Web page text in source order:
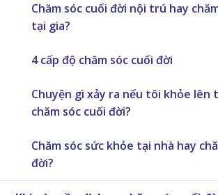
Chăm sóc cuối đời nội trú hay
tại gia?
4 cấp độ chăm sóc cuối đời
Chuyện gì xảy ra nếu tôi khỏe lên
chăm sóc cuối đời?
Chăm sóc sức khỏe tại nhà hay
đời?